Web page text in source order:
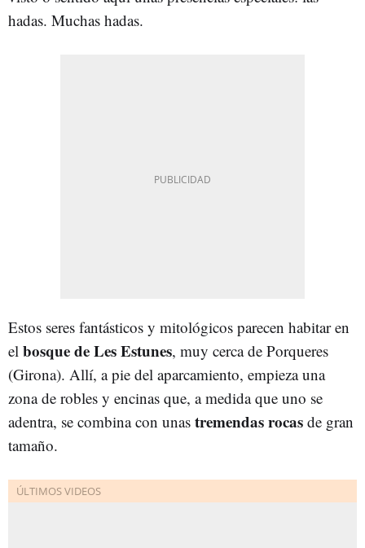
hadas. Muchas hadas.
Estos seres fantásticos y mitológicos parecen habitar en
el bosque de Les Estunes, muy cerca de Porqueres
(Girona). Allí, a pie del aparcamiento, empieza una
zona de robles y encinas que, a medida que uno se
adentra, se combina con unas tremendas rocas de gran
tamaño.